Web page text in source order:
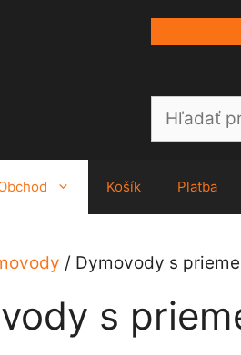
Košík Platba
/ Dymovody s
s